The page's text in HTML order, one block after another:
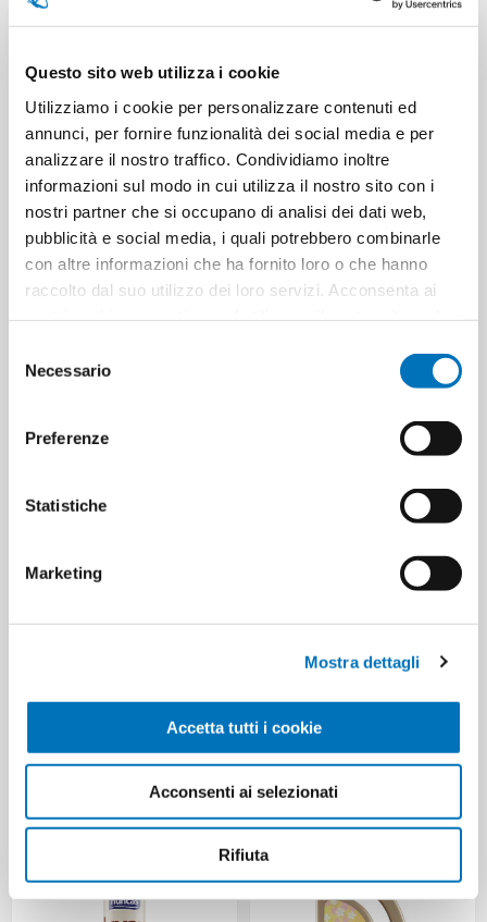
Questo sito web utilizza i cookie
Utilizziamo i cookie per personalizzare contenuti ed
annunci, per fornire funzionalità dei social media e per
analizzare il nostro traffico. Condividiamo inoltre
informazioni sul modo in cui utilizza il nostro sito con i
nostri partner che si occupano di analisi dei dati web,
pubblicità e social media, i quali potrebbero combinarle
con altre informazioni che ha fornito loro o che hanno
raccolto dal suo utilizzo dei loro servizi. Acconsenta ai
delNecessario
Preferenze
Statistiche
Marketing
Mostra dettagli
Accetta tutti i cookie
Acconsenti ai selezionati
Rifiuta
LIVAX BALSAMO RIGENERANTE
LEGNI NATURALI 250 ML
LIVAX CERA 20 CARATI
AUTOLUCIDANTE L 1
LIVAX CERA 81
LIVAX CERA DETERG
SPLENDIPARQUET LT.1
LIVAX CERA LEGNO NATURALE L